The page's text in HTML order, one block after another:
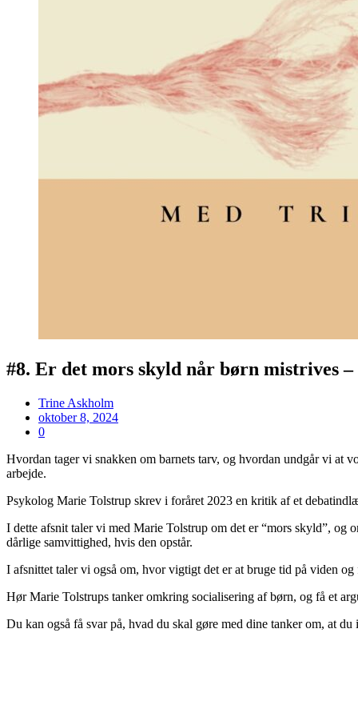
#8. Er det mors skyld når børn mistrives
Trine Askholm
oktober 8, 2024
0
Hvordan tager vi snakken om barnets tarv, og hvordan undgår vi at
arbejde.
Psykolog Marie Tolstrup skrev i foråret 2023 en kritik af et
I dette afsnit taler vi med Marie Tolstrup om det er “mors skyld”,
dårlige samvittighed, hvis den opstår.
I afsnittet taler vi også om, hvor vigtigt det er at bruge tid på viden
Hør Marie Tolstrups tanker omkring socialisering af børn, og få et
Du kan også få svar på, hvad du skal gøre med dine tanker om, at